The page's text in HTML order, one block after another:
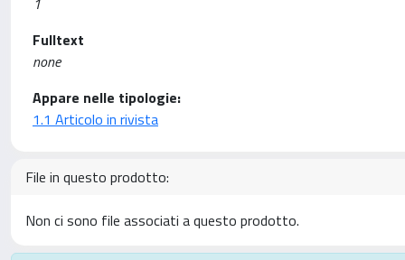
Fulltext
none
Appare nelle tipologie:
1.1 Articolo in rivista
File in questo prodotto:
Non ci sono file associati a questo prodotto.